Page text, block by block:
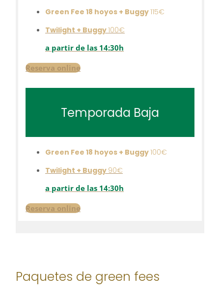
Green Fee 18 hoyos + Buggy115€
Twilight + Buggy100€
a partir de las 14:30h
Reserva online
Temporada Baja
Green Fee 18 hoyos + Buggy100€
Twilight + Buggy 90€
a partir de las 14:30h
Reserva online
Paquetes de green fees